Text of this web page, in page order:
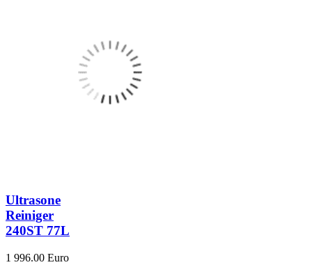
Ultrasone
Reiniger
240ST 77L
1 996.00 Euro